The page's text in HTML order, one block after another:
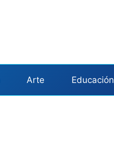
Arte Educación